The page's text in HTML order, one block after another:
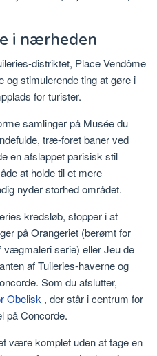
i nærheden
distriktet, Place Vendôme
og stimulerende ting at gøre i
for turister.
samlinger på Musée du
træ-foret baner ved
en afslappet parisisk stil
at holde til et mere
nyder storhed området.
kredsløb, stopper i at
på Orangeriet (berømt for
vægmaleri serie) eller Jeu de
af Tuileries-haverne og
Som du afslutter,
Obelisk , der står i centrum for
på Concorde.
være komplet uden at tage en